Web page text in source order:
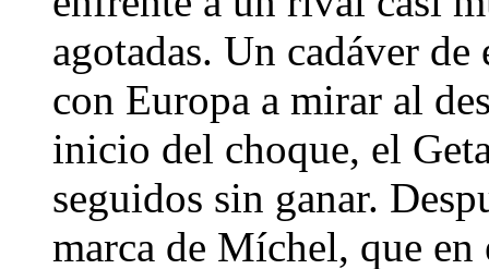
agotadas. Un cadáver
con Europa a mirar al
inicio del choque, el
seguidos sin ganar.
marca de Míchel, que